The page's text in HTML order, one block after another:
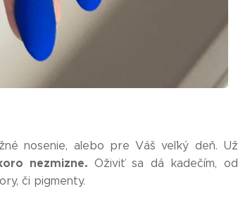
nosenie, alebo pre Váš veľký deň. Už
nezmizne. Oživiť sa dá kadečím, od
či pigmenty.